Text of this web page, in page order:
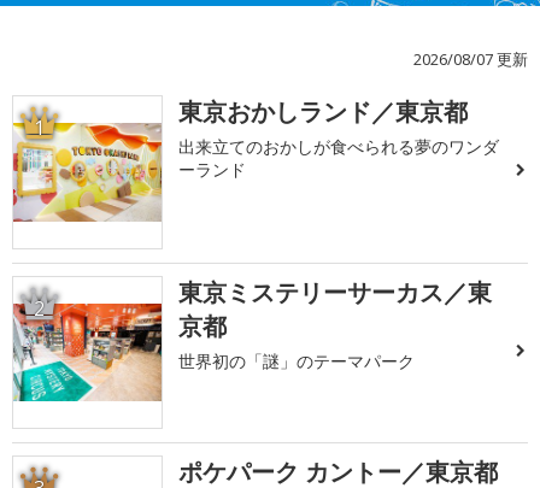
2026/08/07 更新
1 東京おかしランド／東京都
出来立てのおかしが食べられる夢のワンダ
ーランド
2
東京ミステリーサーカス／東
京都
世界初の「謎」のテーマパーク
ポケパーク カントー／東京都